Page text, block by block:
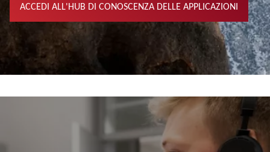
ACCEDI ALL'HUB DI CONOSCENZA DELLE APPLICAZIONI